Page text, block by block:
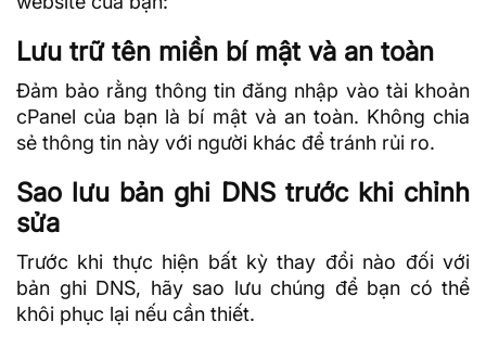
Lưu trữ tên miền bí mật và an toàn
Đảm bảo rằng thông tin đăng nhập vào tài khoản
cPanel của bạn là bí mật và an toàn. Không chia
sẻ thông tin này với người khác để tránh rủi ro.
Sao lưu bản ghi DNS trước khi chỉnh
sửa
Trước khi thực hiện bất kỳ thay đổi nào đối với
bản ghi DNS, hãy sao lưu chúng để bạn có thể
khôi phục lại nếu cần thiết.